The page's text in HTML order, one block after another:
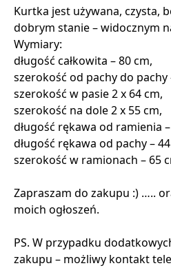
Kurtka jest używana, czysta,
dobrym stanie – widocznym
Wymiary:
długość całkowita – 80 cm,
szerokość od pachy do pachy
szerokość w pasie 2 x 64 cm,
szerokość na dole 2 x 55 cm,
długość rękawa od ramienia
długość rękawa od pachy –
szerokość w ramionach – 65
Zapraszam do zakupu :) …..
moich ogłoszeń.
PS. W przypadku
zakupu – możliwy kontakt